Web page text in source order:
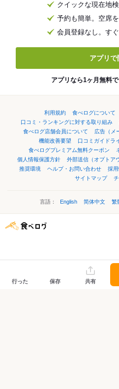
クイックな現在地
予約も簡単。空席
会員登録なし。す
アプリで
アプリなら1ヶ月無料
利用規約 食べログについて
口コミ・ランキングに対する取り組み
食べログ店舗会員について
広告（メ
機能改善要望
口コミガイドラ
食べログプレミアム無料クーポン
個人情報保護方針
外部送信（オプトア
推奨環境
ヘルプ・お問い合わせ 採
サイトマップ
言語： English 简体中文 繁
行った 保存 共有